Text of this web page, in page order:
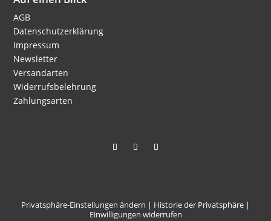
AGB
Datenschutzerklärung
Impressum
Newsletter
Versandarten
Widerrufsbelehrung
Zahlungsarten
Privatsphäre-Einstellungen ändern | Historie der Privatsphäre |
Einwilligungen widerrufen